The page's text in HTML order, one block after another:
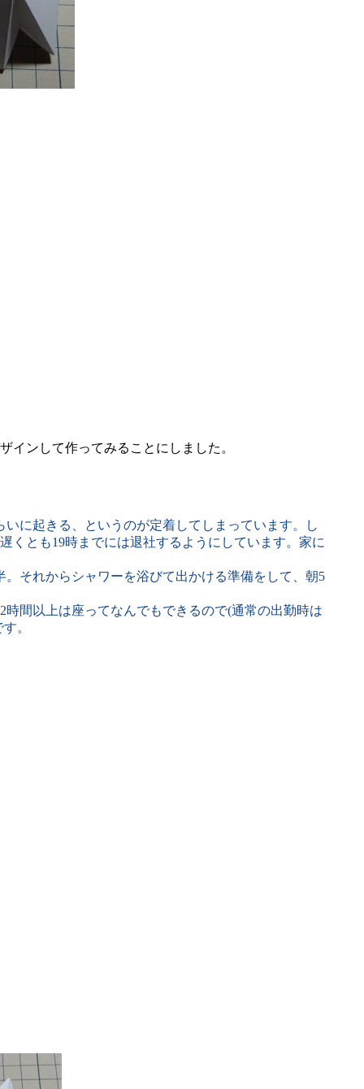
ンして作ってみることにしました。
に起きる、というのが定着してしまっています。し
くとも19時までには退社するようにしています。家に
それからシャワーを浴びて出かける準備をして、朝5
間以上は座ってなんでもできるので(通常の出勤時は
。